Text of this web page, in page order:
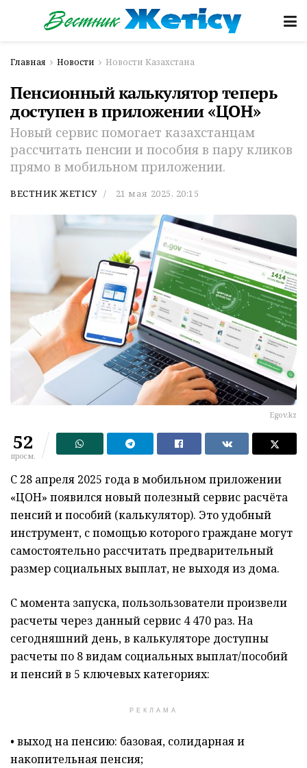
Главная Новости Новости Казахстана
Пенсионный калькулятор теперь
доступен в приложении «ЦОН»
Новый сервис помогает казахстанцам
рассчитать пенсии и пособия в пару кликов
прямо в мобильном приложении.
ВЕСТНИК ЖЕТІСУ 21 мая 2025, 20:15
Egov.kz
52
просм.
С 28 апреля 2025 года в мобильном приложении
«ЦОН» появился новый полезный сервис расчёта
пенсий и пособий (калькулятор). Это удобный
инструмент, с помощью которого граждане могут
самостоятельно рассчитать предварительный
размер социальных выплат, не выходя из дома.
С момента запуска, пользользователи произвели
расчеты через данный сервис 4 470 раз. На
сегодняшний день, в калькуляторе доступны
расчеты по 8 видам социальных выплат/пособий
и пенсий в 5 ключевых категориях:
РЕКЛАМА
• выход на пенсию: базовая, солидарная и
накопительная пенсия;